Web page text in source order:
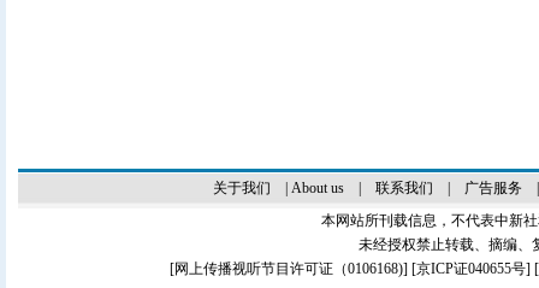
关于我们 About us| 联系我们 广告服务
本网站所刊载信息，不代表中新
未经授权禁止转载、摘编、
[网上传播视听节目许可证（0106168)] [京ICP证040655号]